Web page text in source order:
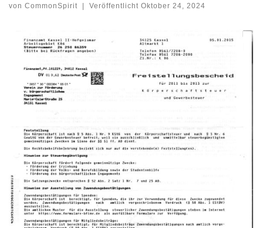
von CommonSpirit Veröffentlicht Oktober 24, 2024